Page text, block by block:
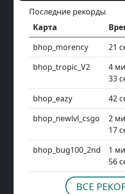
Последние рекорды
Карта
bhop_morency
21
bhop_tropic_V2
4
33
bhop_eazy 42
bhop_newlvl_csgo
2
17
bhop_bug100_2nd
1
56
ВСЕ